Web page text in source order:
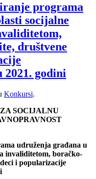
programa
socijalne
društvene
godini
Konkursi.
SOCIJALNU
udruženja građana u
invaliditetom, boračko-
i popularizacije